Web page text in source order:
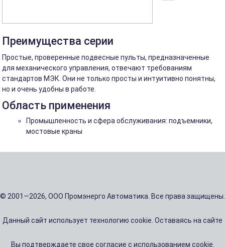
Преимущества серии
Простые, проверенные подвесные пульты, предназначенные
для механического управления, отвечают требованиям
стандартов МЭК. Они не только просты и интуитивно понятны,
но и очень удобны в работе.
Область применения
Промышленность и сфера обслуживания: подъемники,
мостовые краны
© 2001—2026, ООО Промэнерго Автоматика. Все права защищены.
Данный сайт использует технологию cookie. Оставаясь на сайте
Вы подтверждаете свое согласие с использованием cookie.